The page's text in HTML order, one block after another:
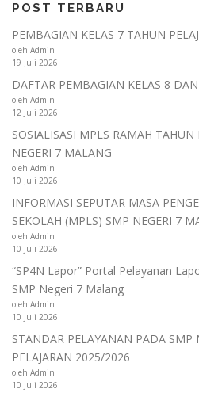
POST TERBARU
PEMBAGIAN KELAS 7 TAHUN
oleh Admin
19 Juli 2026
DAFTAR PEMBAGIAN KELAS 8
oleh Admin
12 Juli 2026
SOSIALISASI MPLS RAMAH
NEGERI 7 MALANG
oleh Admin
10 Juli 2026
INFORMASI SEPUTAR MASA
SEKOLAH (MPLS) SMP NEGERI 7
oleh Admin
10 Juli 2026
“SP4N Lapor” Portal Pelayanan
SMP Negeri 7 Malang
oleh Admin
10 Juli 2026
STANDAR PELAYANAN PADA SMP
PELAJARAN 2025/2026
oleh Admin
10 Juli 2026